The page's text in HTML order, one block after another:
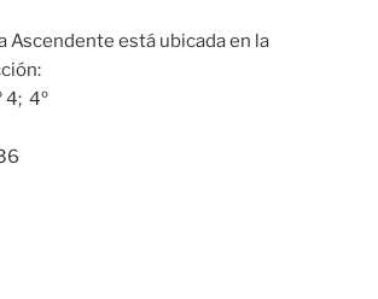
Ascendente está ubicada en la
4; 4º